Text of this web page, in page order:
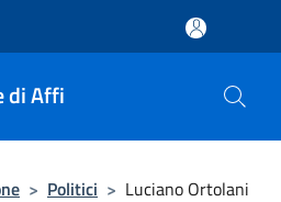
di Affi
> Politici > Luciano Ortolani